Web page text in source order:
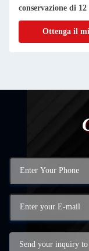
conservazione di 12
Ottenga il